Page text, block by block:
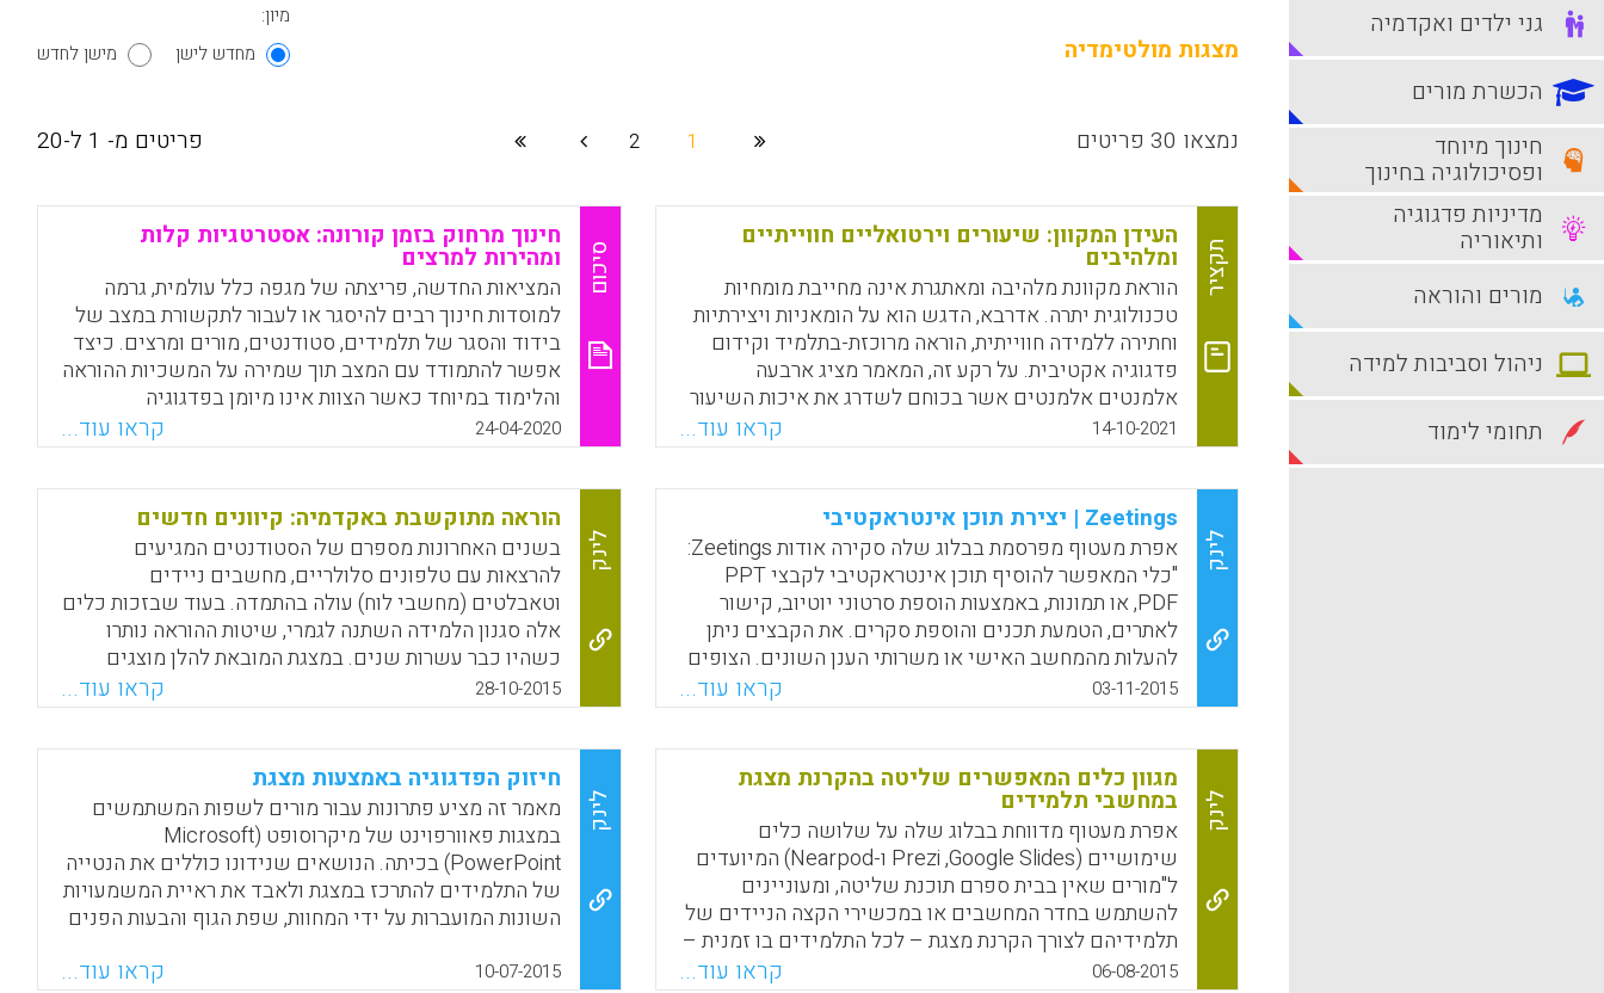
מצגות מולטימדיה
מיון:
מחדש לישן
מישן לחדש
נמצאו 30 פריטים פריטים מ- 1 ל-20 1
2
תקציר
העידן המקוון: שיעורים וירטואליים חווייתיים
ומלהיבים
הוראת מקוונת מלהיבה ומאתגרת אינה מחייבת מומחיות
טכנולוגית יתרה. אדרבא, הדגש הוא על הומאניות ויצירתיות
וחתירה ללמידה חווייתית, הוראה מרוכזת-בתלמיד וקידום
פדגוגיה אקטיבית. על רקע זה, המאמר מציג ארבעה
אלמנטים אלמנטים אשר בכוחם לשדרג את איכות השיעור
ולהניע לומדים למעורבות: גירויים חושיים, הנעה לפעולה,
מתן אמון וכבוד ועידוד תקשורת בינאישית.
WhatsApp
Facebook
Email
X
14-10-2021 קראו עוד...
סיכום
חינוך מרחוק בזמן קורונה: אסטרטגיות קלות
ומהירות למרצים
המציאות החדשה, פריצתה של מגפה כלל עולמית, גרמה
למוסדות חינוך רבים להיסגר או לעבור לתקשורת במצב של
בידוד והסגר של תלמידים, סטודנטים, מורים ומרצים. כיצד
אפשר להתמודד עם המצב תוך שמירה על המשכיות ההוראה
והלימוד במיוחד כאשר הצוות אינו מיומן בפדגוגיה
טכנולוגית? במאמר שלהלן ימצאו מחנכים כמה עצות
לאסטרטגיות קלות ומהירות ללימוד מרחוק. שיטות אלה
מתאימות במיוחד למקצועות הומניסטים: משפטים,
פילוסופיה, ספרות וביוצא באלה מקצועות שאינם מתאימים
בקלות ללימוד מרחוק בשל מיעוט הדיאגרמות, הגרפים
והדיון הכמותי באופן כללי.
WhatsApp
Facebook
Email
X
24-04-2020 קראו עוד...
לינק
Zeetings | יצירת תוכן אינטראקטיבי
אפרת מעטוף מפרסמת בבלוג שלה סקירה אודות Zeetings:
"כלי המאפשר להוסיף תוכן אינטראקטיבי לקבצי PPT
,PDF או תמונות, באמצעות הוספת סרטוני יוטיוב, קישור
לאתרים, הטמעת תכנים והוספת סקרים. את הקבצים ניתן
להעלות מהמחשב האישי או משרותי הענן השונים. הצופים
יכולים להגיב במהלך או אחרי ההרצאה, באמצעות השתתפות
בסקרים, כתיבה בצ'ט ועוד. הכלי מאפשר ליוצר התוכן לקבל
מידע על מידת המעורבות של צופיו – כמה השתתפו בסקר,
כמה הגיבו, כמה לחצו אהבתי, כמה זמן צפו במצגת ועוד"
(אפרת מעטוף).
WhatsApp
Facebook
Email
X
03-11-2015 קראו עוד...
לינק
הוראה מתוקשבת באקדמיה: קיוונים חדשים
בשנים האחרונות מספרם של הסטודנטים המגיעים
להרצאות עם טלפונים סלולריים, מחשבים ניידים
וטאבלטים (מחשבי לוח) עולה בהתמדה. בעוד שבזכות כלים
אלה סגנון הלמידה השתנה לגמרי, שיטות ההוראה נותרו
כשהיו כבר עשרות שנים. במצגת המובאת להלן מוצגים
כלים טכנולוגיים לשילוב במהלך ההרצאות וביניהן.
באמצעות כלים אלו (הן בסביבת מוודל והן ברשת) ניתן
ללמוד כיצד להפעיל את הסטודנטים תוך שימוש בציוד
הנמצא ברשותם, ובכך לעודד רמות שונות של ידע וחשיבה
(מיכל רמות, יוחאי עופרן).
WhatsApp
Facebook
Email
X
28-10-2015 קראו עוד...
לינק
מגוון כלים המאפשרים שליטה בהקרנת מצגת
במחשבי תלמידים
אפרת מעטוף מדווחת בבלוג שלה על שלושה כלים
שימושיים (Prezi ,Google Slides ו-Nearpod) המיועדים
ל"מורים שאין בבית ספרם תוכנת שליטה, ומעוניינים
להשתמש בחדר המחשבים או במכשירי הקצה הניידים של
תלמידיהם לצורך הקרנת מצגת – לכל התלמידים בו זמנית –
כשהמורה הוא שקובע את קצב העברת השקופיות…" (אפרת
06-08-2015 קראו עוד...
לינק
חיזוק הפדגוגיה באמצעות מצגת
מאמר זה מציע פתרונות עבור מורים לשפות המשתמשים
במצגות פאוורפוינט של מיקרוסופט (Microsoft
PowerPoint) בכיתה. הנושאים שנידונו כוללים את הנטייה
של התלמידים להתרכז במצגת ולאבד את ראיית המשמעויות
השונות המועברות על ידי המחוות, שפת הגוף והבעות הפנים
(Don, Margaret, 2015).
10-07-2015 קראו עוד...
גני ילדים ואקדמיה
הכשרת מורים
חינוך מיוחד
ופסיכולוגיה בחינוך
מדיניות פדגוגיה
ותיאוריה
מורים והוראה
ניהול וסביבות למידה
תחומי לימוד